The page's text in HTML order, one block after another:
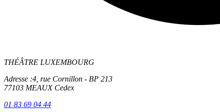
THÉÂTRE LUXEMBOURG
Adresse :4, rue Cornillon - BP 213
77103 MEAUX Cedex
01 83 69 04 44